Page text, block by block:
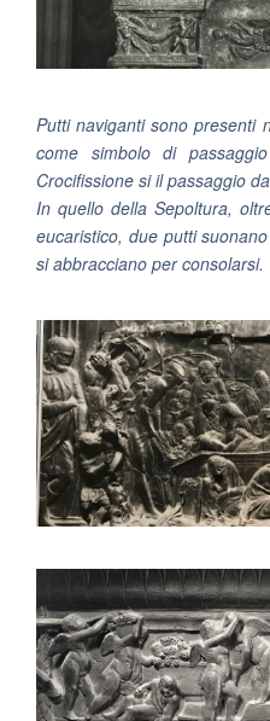
Putti naviganti sono presenti
come simbolo di
Crocifissione si il passaggio
In quello della Sepoltura,
eucaristico, due putti
si abbracciano per consolarsi.